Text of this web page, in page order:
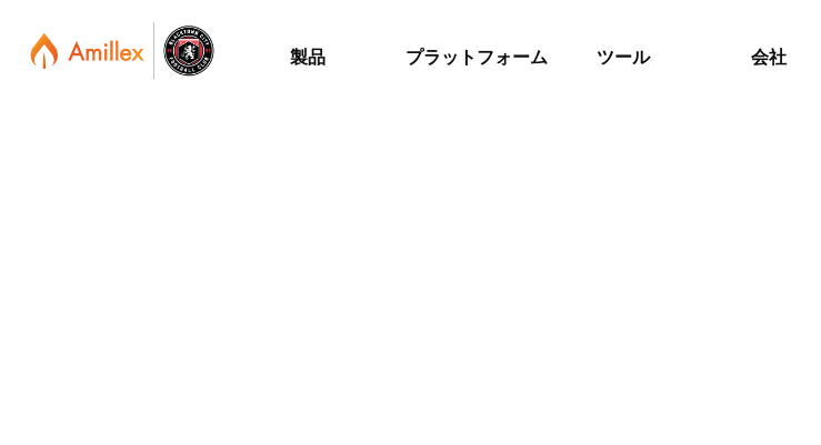
製品 プラットフォーム ツール 会社